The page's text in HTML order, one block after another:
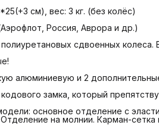
см), вес: 3 кг. (без колёс)
Россия, Аврора и др.)
сдвоенных колеса.
алюминиевую и 2
замка, который
основное отделение с
на молнии. Карман-сетка